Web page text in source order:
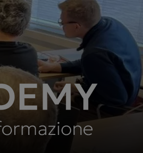
(Homepage 2025)
(Homepage 2025)
Zealand (Homepage